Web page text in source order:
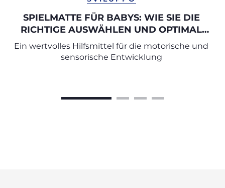
SPIELMATTE FÜR BABYS: WIE SIE DIE
RICHTIGE AUSWÄHLEN UND OPTIMAL
NUTZEN
Ein wertvolles Hilfsmittel für die motorische und
sensorische Entwicklung